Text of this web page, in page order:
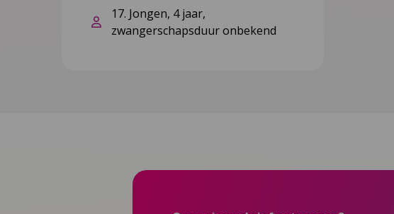
17. Jongen, 4 jaar,
zwangerschapsduur onbekend